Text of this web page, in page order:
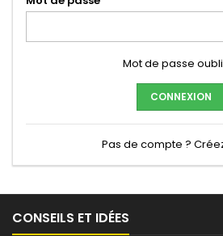
Mot de passe
CONNEXION
Pas de compte ?
CONSEILS ET IDÉES